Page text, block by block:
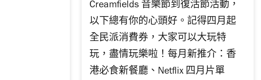
Creamfields 音樂節到復活節活動，
以下總有你的心頭好。記得四月起
全民派消費券，大家可以大玩特
玩，盡情玩樂啦！每月新推介：香
港必食新餐廳、Netflix 四月片單